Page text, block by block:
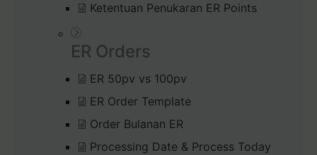
Ketentuan Penukaran ER Points
ER Orders
ER 50pv vs 100pv
ER Order Template
Order Bulanan ER
Processing Date & Process Today